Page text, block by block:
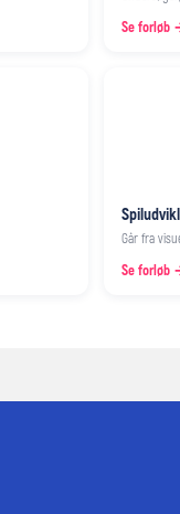
Se forløb
Går fra
Se forløb